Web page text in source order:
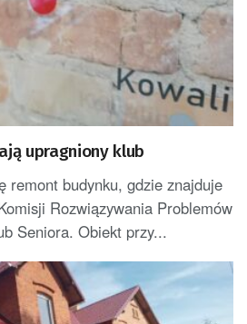
upragniony klub
remont budynku, gdzie znajduje
Rozwiązywania Problemów
Seniora. Obiekt przy...